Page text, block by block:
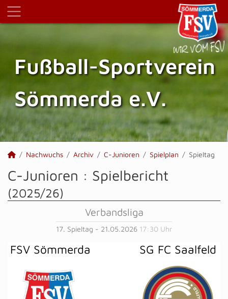
Fußball-Sportverein
Sömmerda e.V.
Nachwuchs Archiv C-Junioren Spielplan Spieltag
C-Junioren : Spielbericht
(2025/26)
Verbandsliga
17. Spieltag - 21.05.2026 17:30 Uhr
FSV Sömmerda SG FC Saalfeld